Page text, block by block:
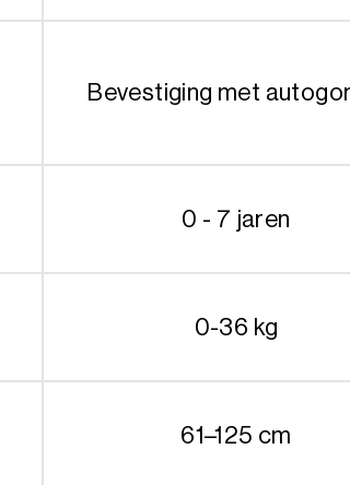
Bevestiging met
0 - 7 jaren
0-36 kg
61–125 cm